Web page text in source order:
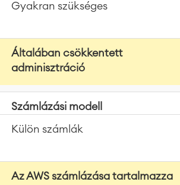
Gyakran szükséges
Általában csökkentett
adminisztráció
Számlázási modell
Külön számlák
Az AWS számlázása tartalmazza